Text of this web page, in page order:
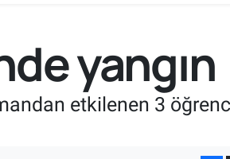
yangın
etkilenen 3